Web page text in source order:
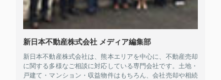
新日本不動産株式会社 メディア編集部
新日本不動産株式会社は、熊本エリアを中心に、不動産売却
に関する多様なご相談に対応している専門会社です。土地・
戸建て・マンション・収益物件はもちろん、会社売却や相続